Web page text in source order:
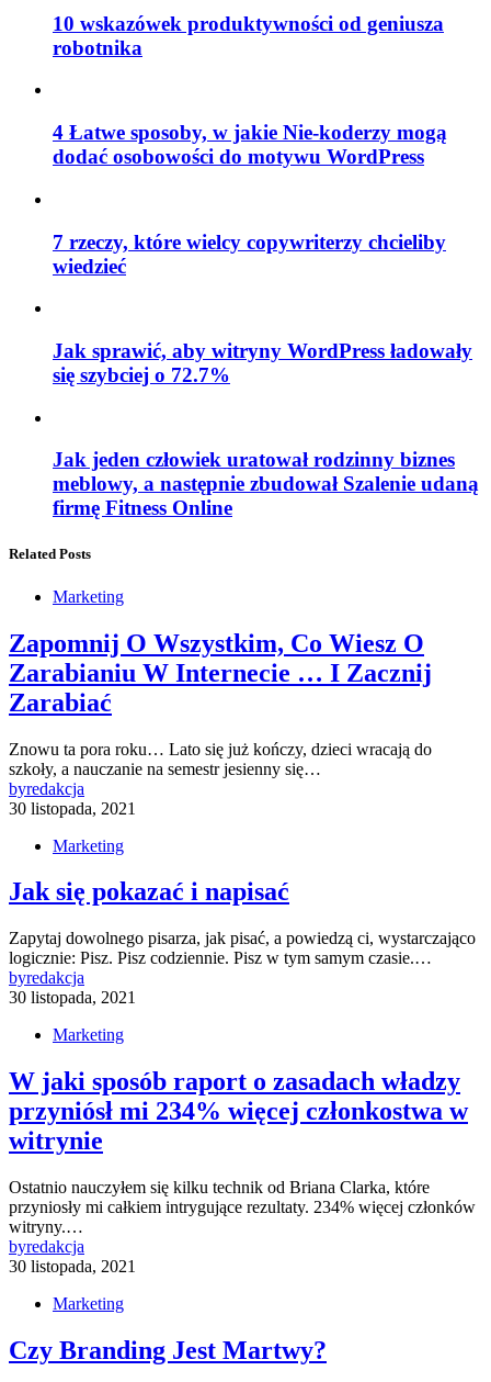
10 wskazówek produktywności od geniusza
robotnika
4 Łatwe sposoby, w jakie Nie-koderzy mogą
dodać osobowości do motywu WordPress
7 rzeczy, które wielcy copywriterzy chcieliby
wiedzieć
Jak sprawić, aby witryny WordPress ładowały
się szybciej o 72.7%
Jak jeden człowiek uratował rodzinny biznes
meblowy, a następnie zbudował Szalenie udaną
firmę Fitness Online
Related Posts
Marketing
Zapomnij O Wszystkim, Co Wiesz O
Zarabianiu W Internecie … I Zacznij
Zarabiać
Znowu ta pora roku… Lato się już kończy, dzieci wracają do
szkoły, a nauczanie na semestr jesienny się…
byredakcja
30 listopada, 2021
Marketing
Jak się pokazać i napisać
Zapytaj dowolnego pisarza, jak pisać, a powiedzą ci, wystarczająco
logicznie: Pisz. Pisz codziennie. Pisz w tym samym czasie.…
byredakcja
30 listopada, 2021
Marketing
W jaki sposób raport o zasadach władzy
przyniósł mi 234% więcej członkostwa w
witrynie
Ostatnio nauczyłem się kilku technik od Briana Clarka, które
przyniosły mi całkiem intrygujące rezultaty. 234% więcej członków
witryny.…
byredakcja
30 listopada, 2021
Marketing
Czy Branding Jest Martwy?